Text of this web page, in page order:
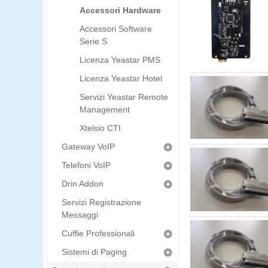
Accessori Hardware
Accessori Software
Serie S
Licenza Yeastar PMS
Licenza Yeastar Hotel
Servizi Yeastar Remote
Management
Xtelsio CTI
Gateway VoIP
Telefoni VoIP
Drin Addon
Servizi Registrazione
Messaggi
Cuffie Professionali
Sistemi di Paging